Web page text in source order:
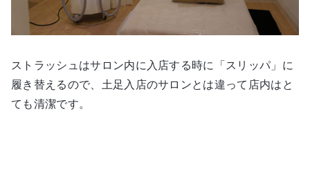
ストラッシュはサロン内に入店する時に「スリッパ」に
履き替えるので、土足入店のサロンとは違って店内はと
ても清潔です。